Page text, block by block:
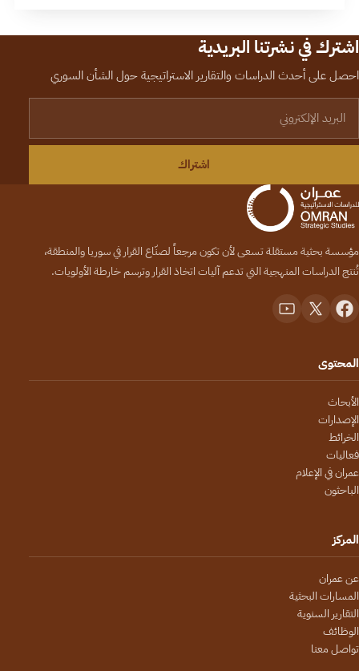
اشترك في نشرتنا البريدية
احصل على أحدث الدراسات والتقارير الاستراتيجية حول الشأن السوري
اشتراك
مؤسسة بحثية مستقلة تسعى لأن تكون مرجعاً لصنّاع القرار في سوريا والمنطقة،
تُنتج الدراسات المنهجية التي تدعم آليات اتخاذ القرار وترسم خارطة الأولويات.
المحتوى
الأبحاث
الإصدارات
الخرائط
فعاليات
عمران في الإعلام
الباحثون
المركز
عن عمران
المسارات البحثية
التقارير السنوية
الوظائف
تواصل معنا